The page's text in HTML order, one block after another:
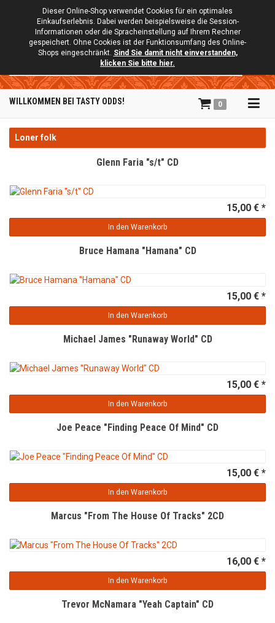
Dieser Online-Shop verwendet Cookies für ein optimales
Einkaufserlebnis. Dabei werden beispielsweise die Session-
Informationen oder die Spracheinstellung auf Ihrem Rechner
gespeichert. Ohne Cookies ist der Funktionsumfang des Online-
Shops eingeschränkt. Sind Sie damit nicht einverstanden,
klicken Sie bitte hier.
WILLKOMMEN BEI TASTY ODDS! 0
Loner folk
Glenn Faria "s/t" CD
15,00 € *
In den Warenkorb
Bruce Hamana "Hamana" CD
15,00 € *
In den Warenkorb
Michael James "Runaway World" CD
15,00 € *
In den Warenkorb
Joe Peace "Finding Peace Of Mind" CD
15,00 € *
In den Warenkorb
Marcus "From The House Of Tracks" 2CD
16,00 € *
In den Warenkorb
Trevor McNamara "Yeah Captain" CD